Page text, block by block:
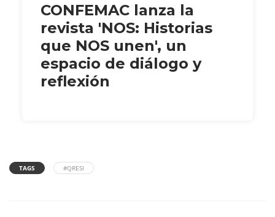
CONFEMAC lanza la
revista 'NOS: Historias
que NOS unen', un
espacio de diálogo y
reflexión
TAGS #QRESI